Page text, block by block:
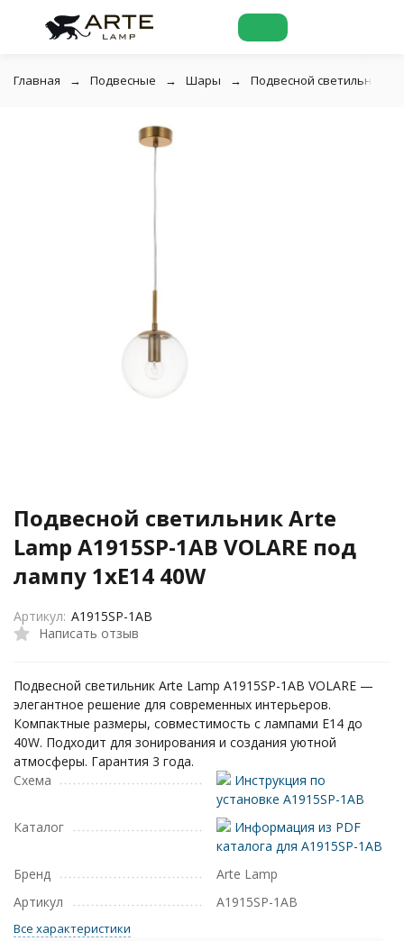
Главная Подвесные Шары Подвесной светильник
Подвесной светильник Arte
Lamp A1915SP-1AB VOLARE под
лампу 1xE14 40W
Написать отзыв
Артикул: A1915SP-1AB
Подвесной светильник Arte Lamp A1915SP-1AB VOLARE —
элегантное решение для современных интерьеров.
Компактные размеры, совместимость с лампами E14 до
40W. Подходит для зонирования и создания уютной
атмосферы. Гарантия 3 года.
Схема
Инструкция по
установке A1915SP-1AB
Каталог
Информация из PDF
каталога для A1915SP-1AB
Бренд
Arte Lamp
Артикул
A1915SP-1AB
Все характеристики